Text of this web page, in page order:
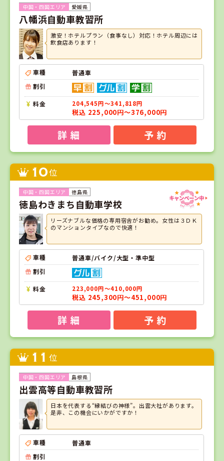
愛媛県
八幡浜自動車教習所
激安！ホテルプラン（食事なし）対応！ホテル周辺には
飲食店あります！
車種
普通車
割引
料金 204,545円～341,818円
税込 225,000円～376,000円
詳 細 予 約
10位
徳島県
徳島わきまち自動車学校
リーズナブルな価格の専用宿舎がお勧め。女性は３ＤＫ
のマンションタイプなので快適！
車種
普通車/バイク/大型・準中型
割引
料金 223,000円～410,000円
税込 245,300円～451,000円
詳 細 予 約
11 位
島根県
出雲高等自動車教習所
日本を代表する“縁結びの神様”。出雲大社があります。
是非、この機会にいかがですか！
車種
普通車
割引